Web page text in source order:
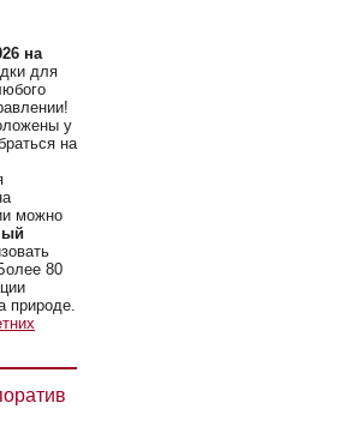
на
для
у
на
можно
80
природе.